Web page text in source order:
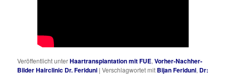
Veröffentlicht unterHaartransplantation mit FUE,Vorher-Nachher-
Bilder Hairclinic Dr. Feriduni |Verschlagwortet mit Bijan Feriduni, Dr: